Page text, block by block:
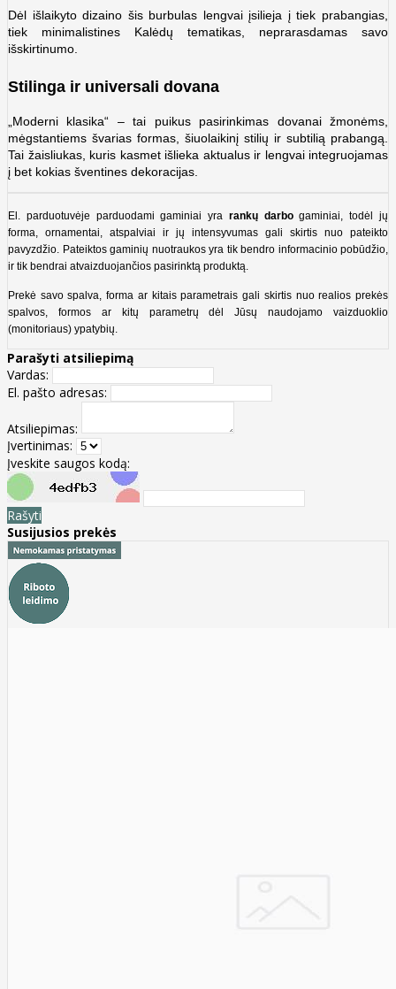
Dėl išlaikyto dizaino šis burbulas lengvai įsilieja į tiek prabangias,
tiek minimalistines Kalėdų tematikas, neprarasdamas savo
išskirtinumo.
Stilinga ir universali dovana
„Moderni klasika“ – tai puikus pasirinkimas dovanai žmonėms,
mėgstantiems švarias formas, šiuolaikinį stilių ir subtilią prabangą.
Tai žaisliukas, kuris kasmet išlieka aktualus ir lengvai integruojamas
į bet kokias šventines dekoracijas.
El. parduotuvėje parduodami gaminiai yra rankų darbogaminiai, todėl jų
forma, ornamentai, atspalviai ir jų intensyvumas gali skirtis nuo pateikto
pavyzdžio. Pateiktos gaminių nuotraukos yra tik bendro informacinio pobūdžio,
ir tik bendrai atvaizduojančios pasirinktą produktą.
Prekė savo spalva, forma ar kitais parametrais gali skirtis nuo realios prekės
spalvos, formos ar kitų parametrų dėl Jūsų naudojamo vaizduoklio
(monitoriaus) ypatybių.
Parašyti atsiliepimą
Vardas:
El. pašto adresas:
Atsiliepimas:
Įvertinimas:
Įveskite saugos kodą:
Rašyti
Susijusios prekės